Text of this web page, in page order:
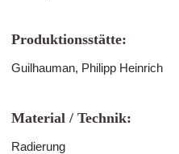
Produktionsstätte:
Guilhauman, Philipp Heinrich
Material / Technik:
Radierung